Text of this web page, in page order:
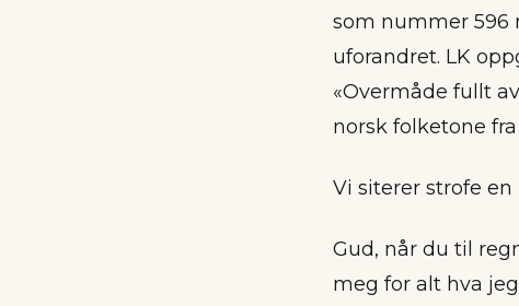
som nummer 596
uforandret. LK
«Overmåde fullt
norsk folketone
Vi siterer strofe en
Gud, når du til
meg for alt hva